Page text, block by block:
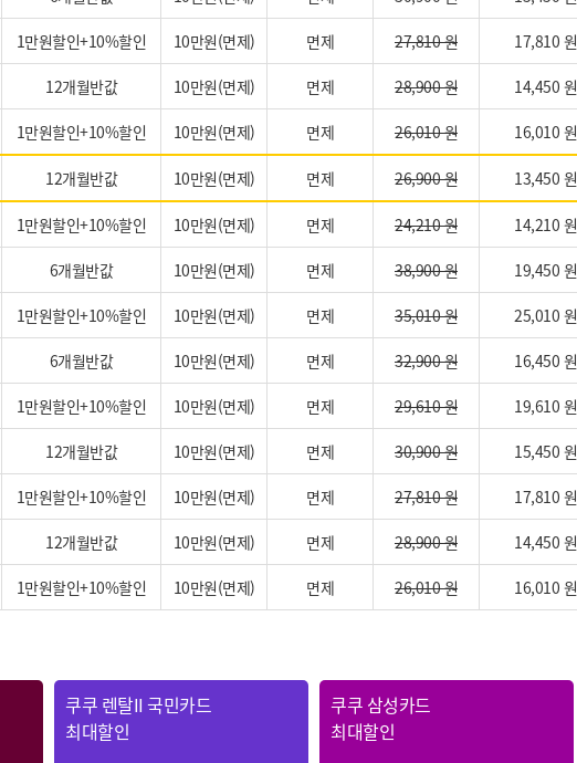
1만원할인+10%할인 10만원(면제) 면제 27,810 원 17,810 원
12개월반값 10만원(면제) 면제 28,900 원 14,450 원
1만원할인+10%할인 10만원(면제) 면제 26,010 원 16,010 원
12개월반값 10만원(면제) 면제 26,900 원 13,450 원
1만원할인+10%할인 10만원(면제) 면제 24,210 원 14,210 원
6개월반값 10만원(면제) 면제 38,900 원 19,450 원
1만원할인+10%할인 10만원(면제) 면제 35,010 원 25,010 원
6개월반값 10만원(면제) 면제 32,900 원 16,450 원
1만원할인+10%할인 10만원(면제) 면제 29,610 원 19,610 원
12개월반값 10만원(면제) 면제 30,900 원 15,450 원
1만원할인+10%할인 10만원(면제) 면제 27,810 원 17,810 원
12개월반값 10만원(면제) 면제 28,900 원 14,450 원
1만원할인+10%할인 10만원(면제) 면제 26,010 원 16,010 원
쿠쿠 렌탈II 국민카드
최대할인
쿠쿠 삼성카드
최대할인